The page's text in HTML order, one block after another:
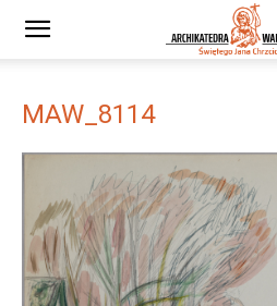
MAW_8114